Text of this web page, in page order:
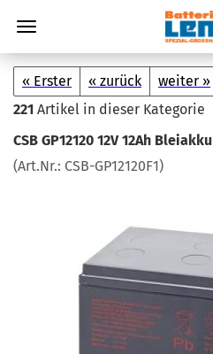
« Erster « zurück weiter »
221 Artikel in dieser Kategorie
CSB GP12120 12V 12Ah Blei­ak­ku
(Art.Nr.: CSB-​GP12120F1)